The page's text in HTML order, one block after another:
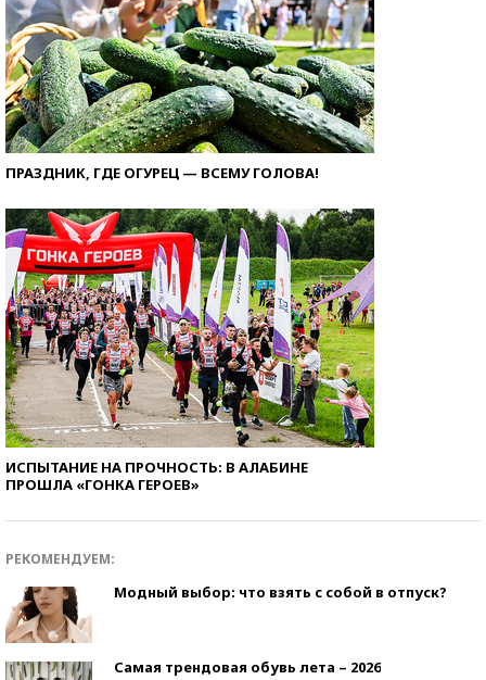
ПРАЗДНИК, ГДЕ ОГУРЕЦ — ВСЕМУ ГОЛОВА!
ИСПЫТАНИЕ НА ПРОЧНОСТЬ: В АЛАБИНЕ
ПРОШЛА «ГОНКА ГЕРОЕВ»
РЕКОМЕНДУЕМ:
Модный выбор: что взять с собой в отпуск?
Самая трендовая обувь лета – 2026